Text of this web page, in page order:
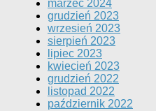
marzec 2024
grudzień 2023
wrzesień 2023
sierpień 2023
lipiec 2023
kwiecień 2023
grudzień 2022
listopad 2022
październik 2022